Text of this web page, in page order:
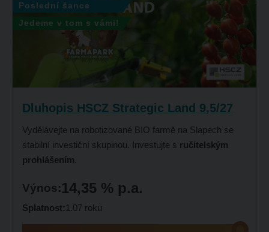
Dluhopis HSCZ Strategic Land 9,5/27
Vydělávejte na robotizované BIO farmě na Slapech se
stabilní investiční skupinou. Investujte s ručitelským
prohlášením.
Výnos:14,35 % p.a.
Splatnost:1.07 roku
Poslední šance
Jedeme v tom s vámi!